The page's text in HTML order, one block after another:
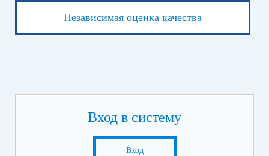
Независимая оценка качества
Вход в систему
Вход